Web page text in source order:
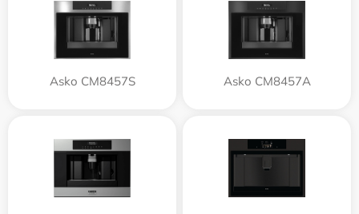
Asko CM8457S Asko CM8457A